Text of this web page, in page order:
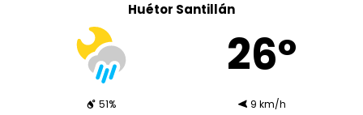
Huétor Santillán
26º
51%
9 km/h